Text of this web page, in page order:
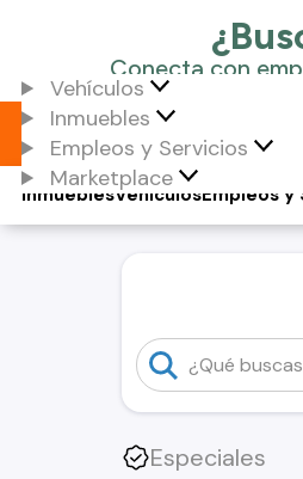
Vehículos
Inmuebles
Empleos y Servicios
Marketplace
Vehículos
Inmuebles Empleos y
Especiales